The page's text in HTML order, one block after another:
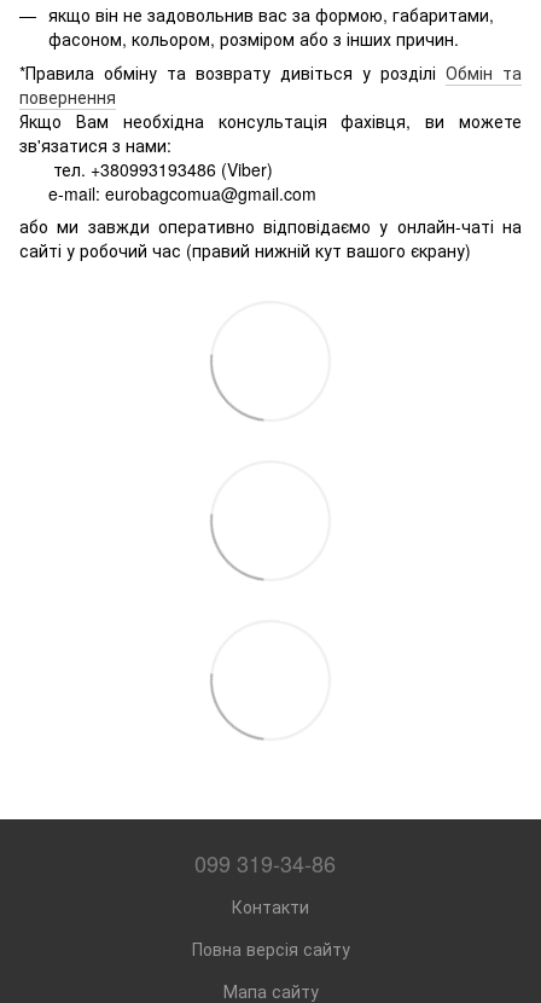
якщо він не задовольнив вас за формою, габаритами,
фасоном, кольором, розміром або з інших причин.
*Правила обміну та возврату дивіться у розділі Обмін та
повернення
Якщо Вам необхідна консультація фахівця, ви можете
зв'язатися з нами:
тел. +380993193486 (Viber)
e-mail: eurobagcomua@gmail.com
або ми завжди оперативно відповідаємо у онлайн-чаті на
сайті у робочий час (правий нижній кут вашого єкрану)
099 319-34-86
Контакти
Повна версія сайту
Мапа сайту